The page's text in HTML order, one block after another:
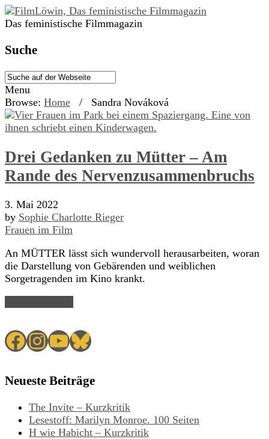
Das feministische Filmmagazin
Suche
Menu
Browse: Home / Sandra Nováková
Drei Gedanken zu Mütter – Am
Rande des Nervenzusammenbruchs
3. Mai 2022
by Sophie Charlotte Rieger
Frauen im Film
An MÜTTER lässt sich wundervoll herausarbeiten, woran
die Darstellung von Gebärenden und weiblichen
Sorgetragenden im Kino krankt.
Facebook
Instagram
YouTube
Bluesky
Neueste Beiträge
The Invite – Kurzkritik
Lesestoff: Marilyn Monroe. 100 Seiten
H wie Habicht – Kurzkritik